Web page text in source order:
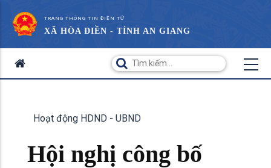
TRANG THÔNG TIN ĐIỆN TỬ
XÃ HÒA ĐIỀN - TỈNH AN GIANG
Hoạt động HDND - UBND
Hội nghị công bố